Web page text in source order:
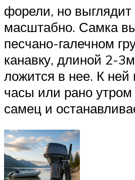
форели, но выглядит
масштабно. Самка
песчано-галечном
канавку, длиной 2-
ложится в нее. К ней
часы или рано
самец и